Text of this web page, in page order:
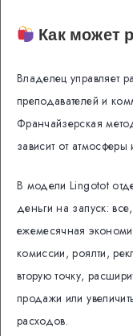
Как может
Владелец управляет
преподавателей и
Франчайзерская
зависит от атмосферы
В модели Lingotot
деньги на запуск:
ежемесячная
комиссии, роялти,
вторую точку,
продажи или
расходов.